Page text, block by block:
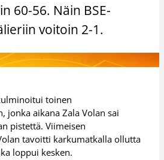
60-56. Näin BSE-
voitoin 2-1.
toinen
jonka aikana Zala Volan sai
pistettä. Viimeisen
tavoitti karkumatkalla ollutta
loppui kesken.